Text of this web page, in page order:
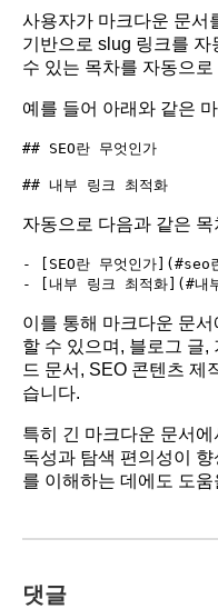
사용자가 마크다운 문서
기반으로 slug 링크를
수 있는 목차를 자동으
예를 들어 아래와 같은
## SEO란 무엇인가
자동으로 다음과 같은
- [SEO란 무엇인가](#seo
이를 통해 마크다운 문
할 수 있으며, 블로그 글,
드 문서, SEO 콘텐츠 제
습니다.
특히 긴 마크다운 문서
독성과 탐색 편의성이
를 이해하는 데에도 도
댓글